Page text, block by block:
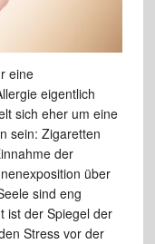
eine
eigentlich
sich eher um eine
sein: Zigaretten
der
über
sind eng
ist der Spiegel der
Stress vor der